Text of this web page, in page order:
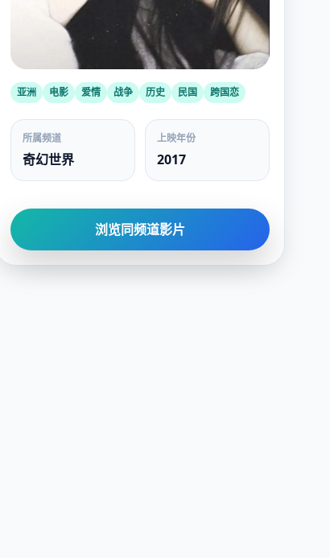
亚洲 电影 爱情 战争 历史 民国 跨国恋
所属频道
奇幻世界
上映年份
2017
浏览同频道影片